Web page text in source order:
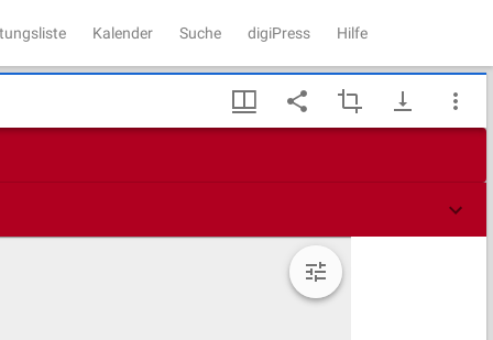
Kalender Suche digiPress Hilfe